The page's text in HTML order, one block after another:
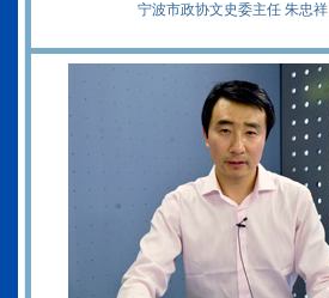
宁波市政协文史委主任 朱忠祥